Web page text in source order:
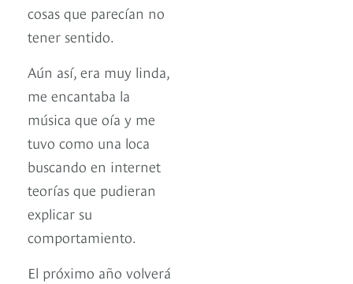
cosas que parecían no
tener sentido.
Aún así, era muy linda,
me encantaba la
música que oía y me
tuvo como una loca
buscando en internet
teorías que pudieran
explicar su
comportamiento.
El próximo año volverá